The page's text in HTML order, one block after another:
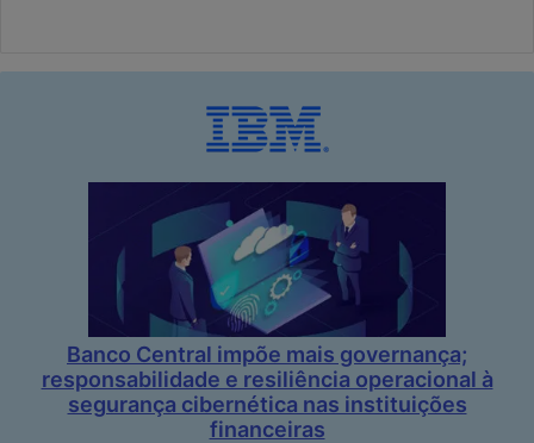
Banco Central impõe mais governança;
responsabilidade e resiliência operacional à
segurança cibernética nas instituições
financeiras